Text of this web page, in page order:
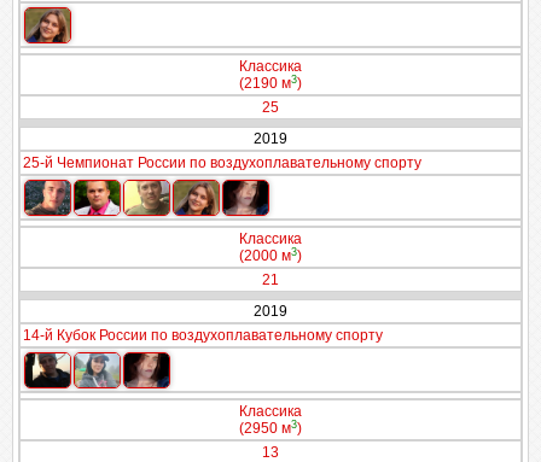
Классика
(2190 м3)
25
2019
25-й Чемпионат России по воздухоплавательному спорту
Классика
(2000 м3)
21
2019
14-й Кубок России по воздухоплавательному спорту
Классика
(2950 м3)
13